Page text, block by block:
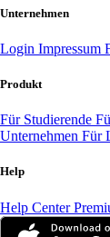
Unternehmen
Login Impressum
Produkt
Für Studierende
Unternehmen Für
Help
Help Center